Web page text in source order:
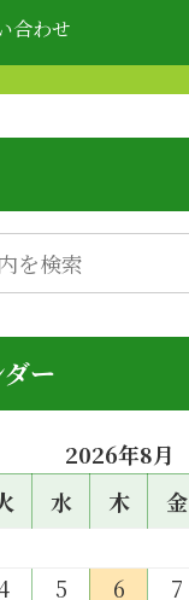
合わせ
ー
2026年8月
水 木 金
5 6 7